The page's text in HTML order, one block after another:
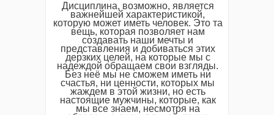
Дисциплина, возможно, является
важнейшей характеристикой,
которую может иметь человек. Это та
вещь, которая позволяет нам
создавать наши мечты и
представления и добиваться этих
дерзких целей, на которые мы с
надеждой обращаем свои взгляды.
Без неё мы не сможем иметь ни
счастья, ни ценности, которых мы
жаждем в этой жизни, но есть
настоящие мужчины, которые, как
мы все знаем, несмотря на